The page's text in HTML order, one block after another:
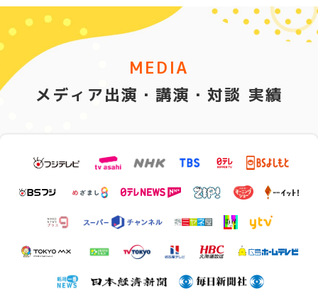
MEDIA
メディア出演・講演・対談 実績